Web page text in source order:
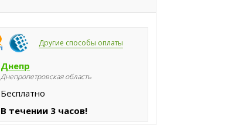
Другие способы оплаты
Днепр
Днепропетровская область
Бесплатно
В течении 3 часов!